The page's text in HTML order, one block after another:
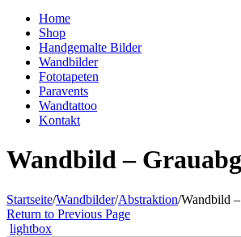
Home
Shop
Handgemalte Bilder
Wandbilder
Fototapeten
Paravents
Wandtattoo
Kontakt
Wandbild –
Startseite/Wandbilder/Abstraktion/Wandbild
Return to Previous Page
lightbox